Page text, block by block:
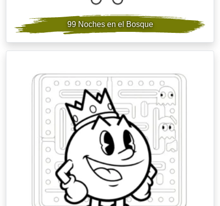
99 Noches en el Bosque